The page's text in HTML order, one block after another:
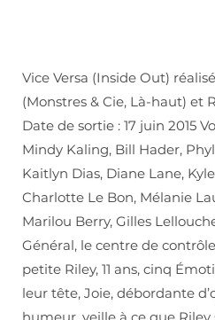
Vice Versa (Inside Out)
(Monstres & Cie, Là-haut) et
Date de sortie : 17 juin 2015
Mindy Kaling, Bill Hader,
Kaitlyn Dias, Diane Lane,
Charlotte Le Bon, Mélanie
Marilou Berry, Gilles
Général, le centre de
petite Riley, 11 ans, cinq
leur tête, Joie, débordante